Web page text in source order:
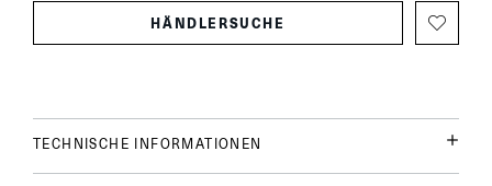
HÄNDLERSUCHE
TECHNISCHE INFORMATIONEN